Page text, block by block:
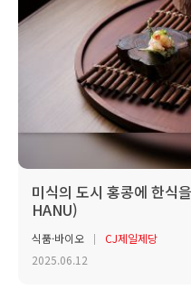
미식의 도시 홍콩에 한
HANU)
식품·바이오
CJ제일제당
2025.06.12